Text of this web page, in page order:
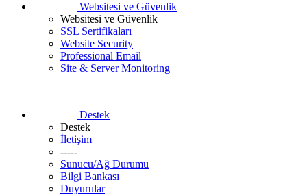
Websitesi ve Güvenlik
Websitesi ve Güvenlik
SSL Sertifikaları
Website Security
Professional Email
Site & Server Monitoring
Destek
Destek
İletişim
-----
Sunucu/Ağ Durumu
Bilgi Bankası
Duyurular